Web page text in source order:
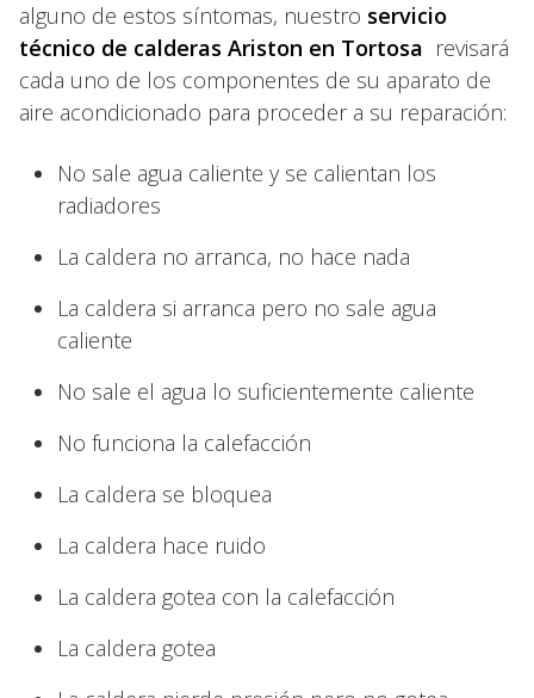
alguno de estos síntomas, nuestro servicio
técnico de calderas Ariston en Tortosa revisará
cada uno de los componentes de su aparato de
aire acondicionado para proceder a su reparación:
No sale agua caliente y se calientan los
radiadores
La caldera no arranca, no hace nada
La caldera si arranca pero no sale agua
caliente
No sale el agua lo suficientemente caliente
No funciona la calefacción
La caldera se bloquea
La caldera hace ruido
La caldera gotea con la calefacción
La caldera gotea